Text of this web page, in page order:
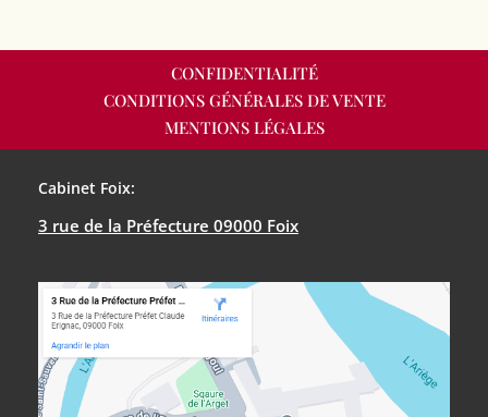
CONFIDENTIALITÉ
CONDITIONS GÉNÉRALES DE VENTE
MENTIONS LÉGALES
Cabinet Foix:
3 rue de la Préfecture 09000 Foix